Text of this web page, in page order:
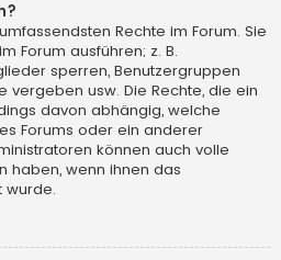
Rechte im Forum. Sie
Forum ausführen; z. B.
sperren, Benutzergruppen
vergeben usw. Die Rechte, die ein
davon abhängig, welche
Forums oder ein anderer
können auch volle
haben, wenn ihnen das
wurde.